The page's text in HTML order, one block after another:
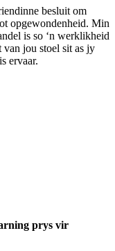
besluit om
opgewondenheid. Min
is so ‘n werklikheid
jou stoel sit as jy
ervaar.
prys vir